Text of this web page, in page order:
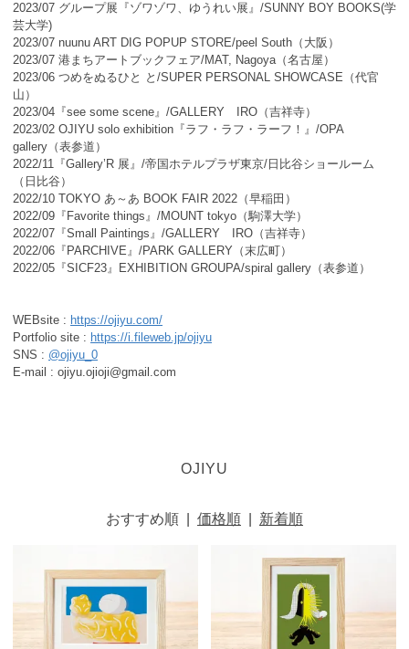
2023/07 グループ展『ゾワゾワ、ゆうれい展』/SUNNY BOY BOOKS(学
芸大学)
2023/07 nuunu ART DIG POPUP STORE/peel South（大阪）
2023/07 港まちアートブックフェア/MAT, Nagoya（名古屋）
2023/06 つめをぬるひと と/SUPER PERSONAL SHOWCASE（代官
山）
2023/04『see some scene』/GALLERY IRO（吉祥寺）
2023/02 OJIYU solo exhibition『ラフ・ラフ・ラーフ！』/OPA
gallery（表参道）
2022/11『Gallery’R 展』/帝国ホテルプラザ東京/日比谷ショールーム
（日比谷）
2022/10 TOKYO あ～あ BOOK FAIR 2022（早稲田）
2022/09『Favorite things』/MOUNT tokyo（駒澤大学）
2022/07『Small Paintings』/GALLERY IRO（吉祥寺）
2022/06『PARCHIVE』/PARK GALLERY（末広町）
2022/05『SICF23』EXHIBITION GROUPA/spiral gallery（表参道）
WEBsite : https://ojiyu.com/
Portfolio site : https://i.fileweb.jp/ojiyu
SNS : @ojiyu_0
E-mail : ojiyu.ojioji@gmail.com
OJIYU
おすすめ順 価格順 新着順